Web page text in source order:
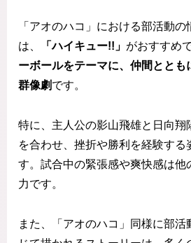
「アオのハコ」における部活動
は、
「ハイキュー!!」 がおすすめ
ーボールをテーマに、仲間ととも
群像劇 です。
特に、主人公の影山飛雄と日向翔
を合わせ、挫折や勝利を経験する
す。試合中の緊張感や爽快感は他
力です。
また、「アオのハコ」同様に部活